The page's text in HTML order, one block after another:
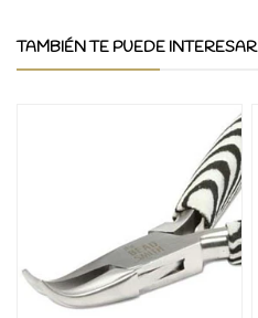
TAMBIÉN TE PUEDE INTERESAR